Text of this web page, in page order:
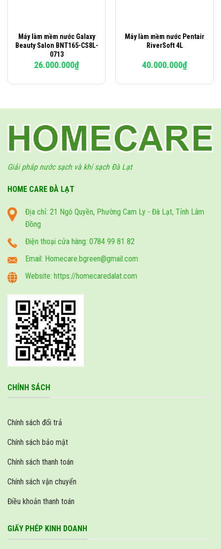
Máy làm mềm nước Galaxy
Beauty Salon BNT165-CS8L-
0713
26.000.000₫
Máy làm mềm nước Pentair
RiverSoft 4L
40.000.000₫
Giải pháp nước sạch và khí sạch Đà Lạt
HOME CARE ĐÀ LẠT
Địa chỉ: 21 Ngô Quyền, Phường Cam Ly - Đà Lạt, Tỉnh Lâm
Đồng
Điện thoại cửa hàng: 0784 99 81 82
Email: Homecare.bgreen@gmail.com
Website: https://homecaredalat.com
CHÍNH SÁCH
Chính sách đổi trả
Chính sách bảo mật
Chính sách thanh toán
Chính sách vận chuyển
Điều khoản thanh toán
GIẤY PHÉP KINH DOANH